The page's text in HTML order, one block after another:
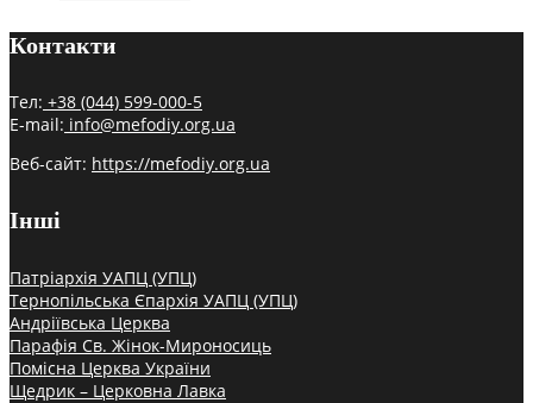
Контакти
Тел: +38 (044) 599-000-5
E-mail: info@mefodiy.org.ua
Веб-сайт: https://mefodiy.org.ua
Інші
Патріархія УАПЦ (УПЦ)
Тернопільська Єпархія УАПЦ (УПЦ)
Андріївська Церква
Парафія Св. Жінок-Мироносиць
Помісна Церква України
Щедрик – Церковна Лавка